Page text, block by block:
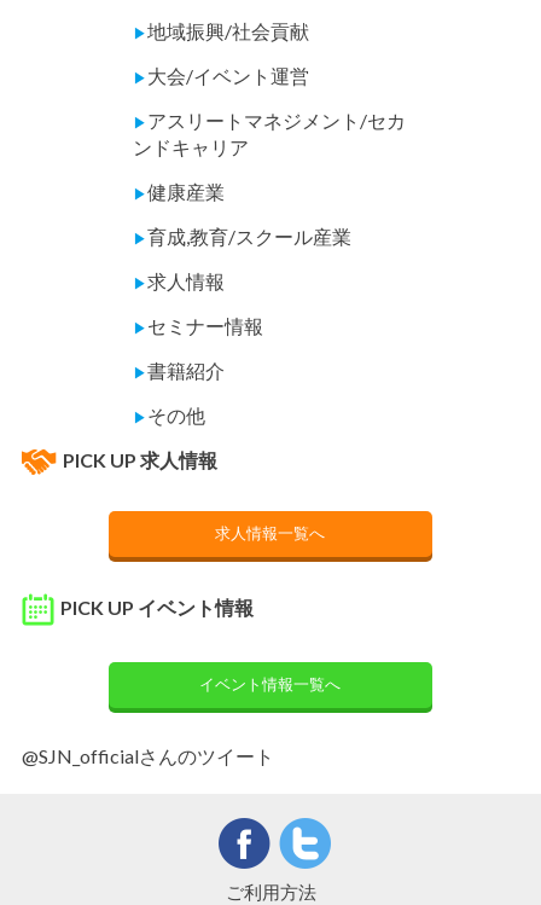
▶地域振興/社会貢献
▶ 大会/イベント運営
▶ アスリートマネジメント/セカ
ンドキャリア
▶健康産業
▶育成,教育/スクール産業
▶求人情報
▶ セミナー情報
▶書籍紹介
▶ その他
PICK UP 求人情報
求人情報一覧へ
PICK UP イベント情報
イベント情報一覧へ
@SJN_officialさんのツイート
ご利用方法